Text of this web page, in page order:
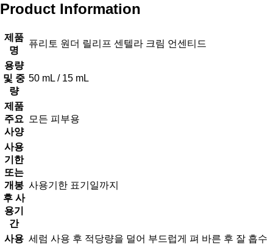
Product Information
제품
명
퓨리토 원더 릴리프 센텔라 크림 언센티드
용량
및 중
량
50 mL / 15 mL
제품
주요
사양
모든 피부용
사용
기한
또는
개봉
후 사
용기
간
사용기한 표기일까지
사용 세럼 사용 후 적당량을 덜어 부드럽게 펴 바른 후 잘 흡수